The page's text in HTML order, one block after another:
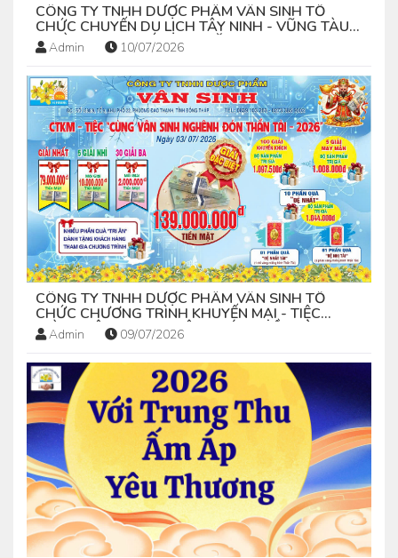
CÔNG TY TNHH DƯỢC PHẨM VÂN SINH TỔ
CHỨC CHUYẾN DU LỊCH TÂY NINH - VŨNG TÀU
(NGÀY 08-09 THÁNG 06 NĂM 2026)
Admin 10/07/2026
CÔNG TY TNHH DƯỢC PHẨM VÂN SINH TỔ
CHỨC CHƯƠNG TRÌNH KHUYẾN MẠI - TIỆC
"CÙNG VÂN SINH NGHÊNH ĐÓN THẦN TÀI-
2026"
Admin 09/07/2026